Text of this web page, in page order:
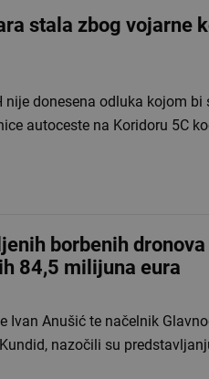
stala zbog vojarne
donesena odluka kojom bi
autoceste na Koridoru 5C
borbenih dronova
84,5 milijuna eura
Ivan Anušić te načelnik
nazočili su